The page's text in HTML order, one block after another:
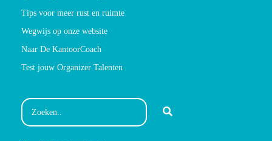
Tips voor meer rust en ruimte
Wegwijs op onze website
Naar De KantoorCoach
Test jouw Organizer Talenten